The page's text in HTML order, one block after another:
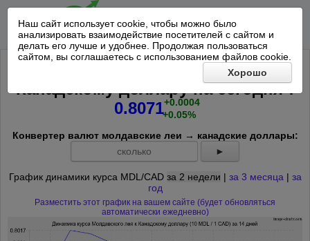
Наш сайт использует cookie, чтобы можно было
анализировать взаимодействие посетителей с сайтом и
делать его лучше и удобнее. Продолжая пользоваться
сайтом, вы соглашаетесь с использованием файлов cookie.
Хорошо
Курс 10 Молдавских леев к
Канадскому доллару насегодня*:
0.8071+0.0004
+0.05%
Конвертер валют молдавские леи → канадские доллары:
►
График динамики курса MDL/CAD за 2 недели | за 3 месяца | за
год
Разместить этот график на вашем сайте (будет обновляться
автоматически ежедневно)